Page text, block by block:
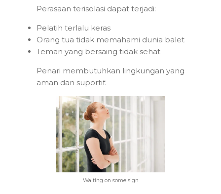
Perasaan terisolasi dapat terjadi:
Pelatih terlalu keras
Orang tua tidak memahami dunia balet
Teman yang bersaing tidak sehat
Penari membutuhkan lingkungan yang
aman dan suportif.
Waiting on some sign